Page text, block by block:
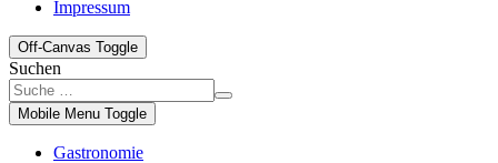
Impressum
Off-Canvas Toggle
Suchen
Mobile Menu Toggle
Gastronomie